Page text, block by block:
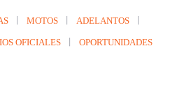
MOTOS ADELANTOS
OFICIALES OPORTUNIDADES